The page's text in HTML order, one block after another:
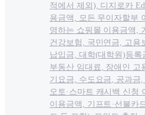
적에서 제외), 디지로카
용금액, 모든 무이자할부
영하는 쇼핑몰 이용금액,
건강보험, 국민연금, 고용
납입금, 대학(대학원)등록
부동산 임대료, 장애인 고
기요금, 수도요금, 공과금
오토·스마트 캐시백 신청
이용금액, 기프트·선불카